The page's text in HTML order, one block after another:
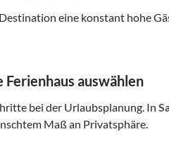
eine konstant hohe
Ferienhaus auswählen
bei der Urlaubsplanung. In
Maß an Privatsphäre.